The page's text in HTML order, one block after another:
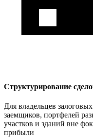
Структурирование
Для владельцев
заемщиков, портфелей
участков и зданий вне
прибыли